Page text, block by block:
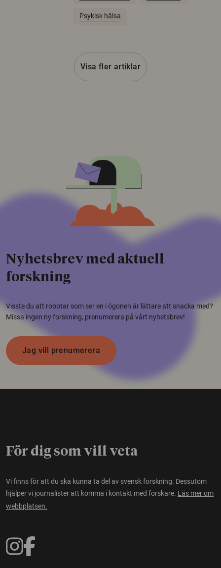
Psykisk hälsa
Visa fler artiklar
Nyhetsbrev med aktuell
forskning
Visste du att robotar som ser en i ögonen är lättare att snacka med?
Missa ingen ny forskning, prenumerera på vårt nyhetsbrev!
Jag vill prenumerera
För dig som vill veta
Vi finns för att du ska kunna ta del av svensk forskning. Dessutom
hjälper vi journalister att komma i kontakt med forskare. Läs mer om
webbplatsen.